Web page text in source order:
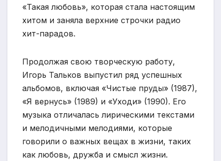
«Такая любовь», которая стала настоящим
хитом и заняла верхние строчки радио
хит-парадов.
Продолжая свою творческую работу,
Игорь Тальков выпустил ряд успешных
альбомов, включая «Чистые пруды» (1987),
«Я вернусь» (1989) и «Уходи» (1990). Его
музыка отличалась лирическими текстами
и мелодичными мелодиями, которые
говорили о важных вещах в жизни, таких
как любовь, дружба и смысл жизни.